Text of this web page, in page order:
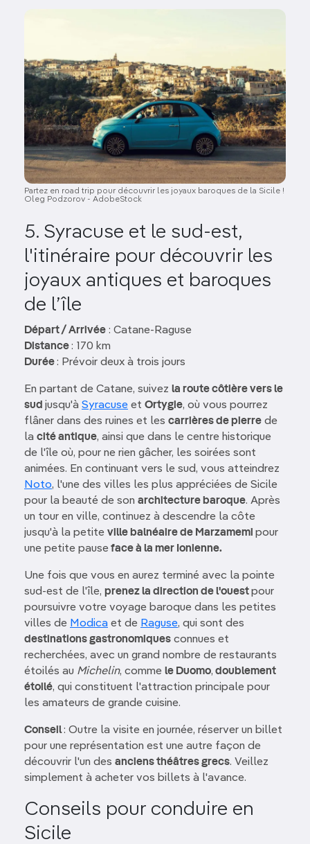
Partez en road trip pour découvrir les joyaux baroques de la Sicile !
Oleg Podzorov - AdobeStock
5. Syracuse et le sud-est,
l'itinéraire pour découvrir les
joyaux antiques et baroques
de l’île
Départ / Arrivée : Catane-Raguse
Distance: 170 km
Durée: Prévoir deux à trois jours
En partant de Catane, suivez la route côtière vers le
sud jusqu'à Syracuse et Ortygie, où vous pourrez
flâner dans des ruines et les carrières de pierre de
la cité antique, ainsi que dans le centre historique
de l'île où, pour ne rien gâcher, les soirées sont
animées. En continuant vers le sud, vous atteindrez
Noto, l'une des villes les plus appréciées de Sicile
pour la beauté de son architecture baroque. Après
un tour en ville, continuez à descendre la côte
jusqu'à la petite ville balnéaire de Marzamemi pour
une petite pauseface à la mer Ionienne.
Une fois que vous en aurez terminé avec la pointe
sud-est de l'île, prenez la direction de l'ouestpour
poursuivre votre voyage baroque dans les petites
villes de Modica et de Raguse, qui sont des
destinations gastronomiques connues et
recherchées, avec un grand nombre de restaurants
étoilés au Michelin, comme le Duomo, doublement
étoilé, qui constituent l'attraction principale pour
les amateurs de grande cuisine.
Conseil: Outre la visite en journée, réserver un billet
pour une représentation est une autre façon de
découvrir l'un des anciens théâtres grecs. Veillez
simplement à acheter vos billets à l'avance.
Conseils pour conduire en
Sicile